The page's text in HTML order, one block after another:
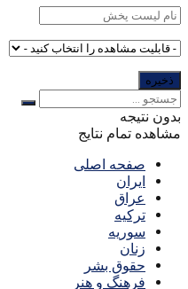
بدون نتیجه
مشاهده تمام نتایج
صفحه اصلی
ایران
عراق
ترکیه
سوریه
زنان
حقوق بشر
فرهنگ و هنر